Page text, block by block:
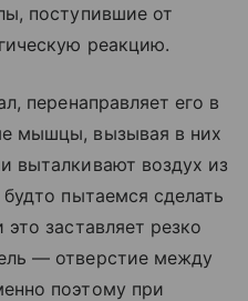
поступившие от
реакцию.
перенаправляет его в
мышцы, вызывая в них
выталкивают воздух из
пытаемся сделать
заставляет резко
— отверстие между
поэтому при